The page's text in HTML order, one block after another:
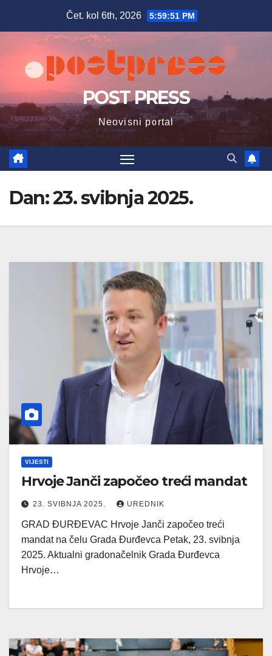
Čet. kol 6th, 2026 5:59:52 PM
POST PRESS
Neovisni portal
Dan:23. svibnja 2025.
VIJESTI
Hrvoje Janči započeo treći mandat
23. SVIBNJA 2025. UREDNIK
GRAD ĐURĐEVAC Hrvoje Janči započeo treći
mandat na čelu Grada Đurđevca Petak, 23. svibnja
2025. Aktualni gradonačelnik Grada Đurđevca
Hrvoje…